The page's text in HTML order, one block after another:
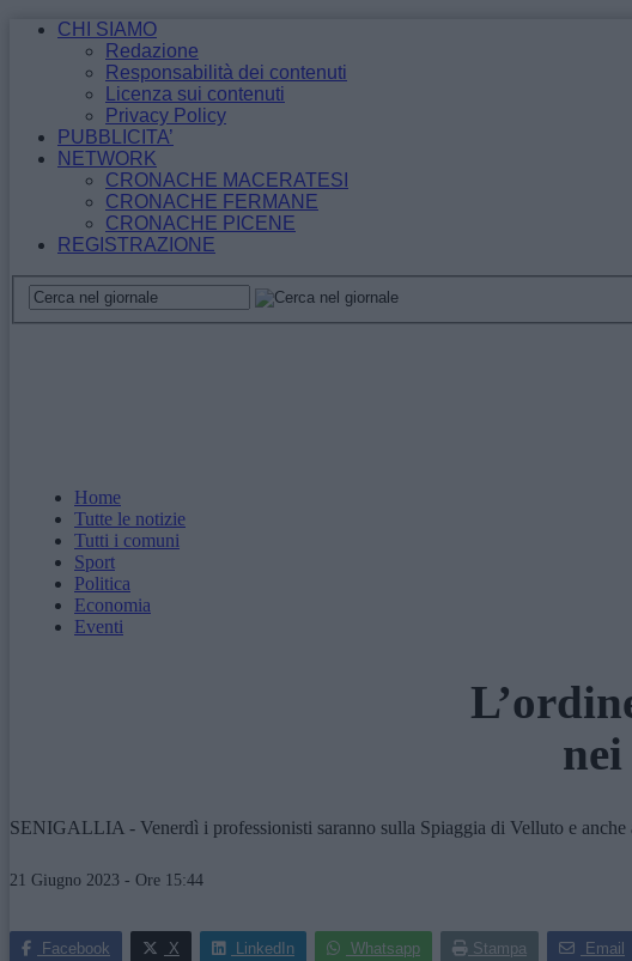
CHI SIAMO
Redazione
Responsabilità dei contenuti
Licenza sui contenuti
Privacy Policy
PUBBLICITA’
NETWORK
CRONACHE MACERATESI
CRONACHE FERMANE
CRONACHE PICENE
REGISTRAZIONE
Home
Tutte le notizie
Tutti i comuni
Sport
Politica
Economia
Eventi
SENIGALLIA - Venerdì i professionisti saranno sulla Spiaggia di Velluto e
21 Giugno 2023 - Ore 15:44
Facebook X LinkedIn Whatsapp Stampa Email